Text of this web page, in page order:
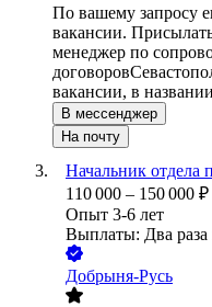
По вашему запросу
вакансии.
менеджер по
договоров
вакансии, в
В мессенджер
На почту
Начальник отдела
110 000 – 150 000 ₽
Опыт 3-6 лет
Выплаты: Два раза
Добрыня-Русь